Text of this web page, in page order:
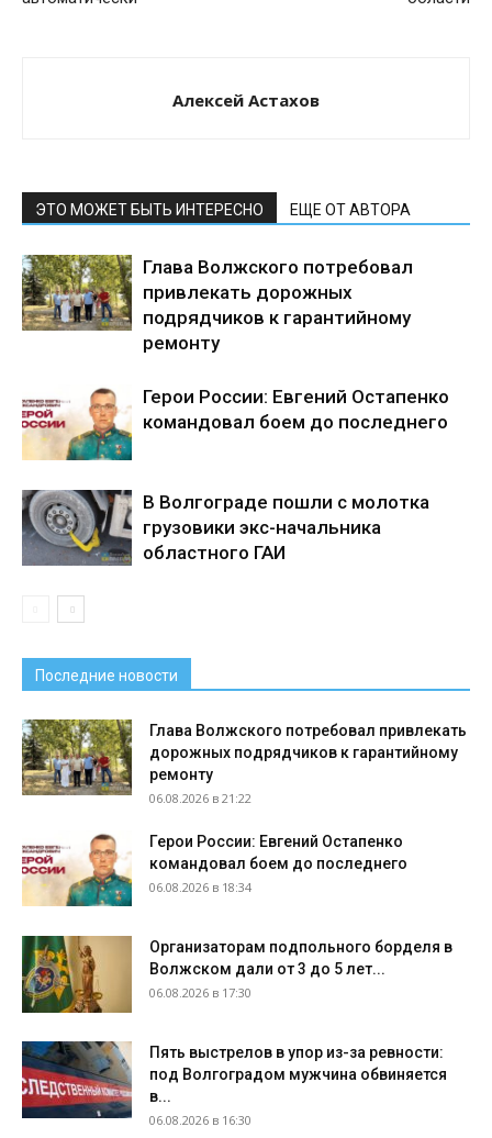
Алексей Астахов
ЭТО МОЖЕТ БЫТЬ ИНТЕРЕСНО ЕЩЕ ОТ АВТОРА
Глава Волжского потребовал
привлекать дорожных
подрядчиков к гарантийному
ремонту
Герои России: Евгений Остапенко
командовал боем до последнего
В Волгограде пошли с молотка
грузовики экс-начальника
областного ГАИ
Последние новости
Глава Волжского потребовал привлекать
дорожных подрядчиков к гарантийному
ремонту
06.08.2026 в 21:22
Герои России: Евгений Остапенко
командовал боем до последнего
06.08.2026 в 18:34
Организаторам подпольного борделя в
Волжском дали от 3 до 5 лет...
06.08.2026 в 17:30
Пять выстрелов в упор из-за ревности:
под Волгоградом мужчина обвиняется
в...
06.08.2026 в 16:30